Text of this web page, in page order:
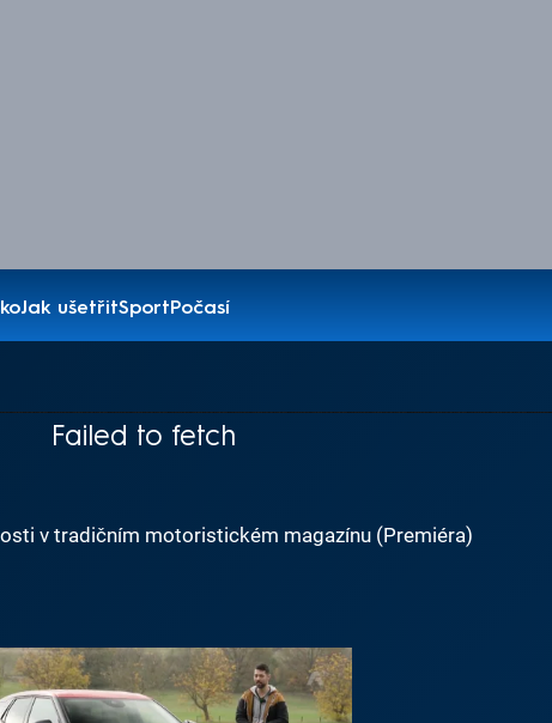
Jak ušetřitSportPočasí
Failed to fetch
v tradičním motoristickém magazínu (Premiéra)